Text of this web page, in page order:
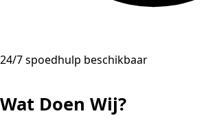
24/7 spoedhulp beschikbaar
Wat Doen Wij?